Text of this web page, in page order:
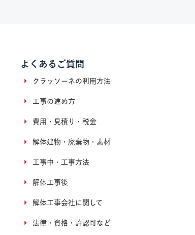
よくあるご質問
クラッソーネの利用方法
工事の進め方
費用・見積り・税金
解体建物・廃棄物・素材
工事中・工事方法
解体工事後
解体工事会社に関して
法律・資格・許認可など